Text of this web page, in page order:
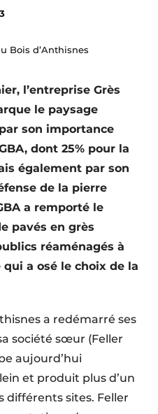
Bois d’Anthisnes
l’entreprise Grès
le paysage
son importance
dont 25% pour la
également par son
de la pierre
a remporté le
pavés en grès
réaménagés à
a osé le choix de la
a redémarré ses
société sœur (Feller
aujourd’hui
et produit plus d’un
différents sites. Feller